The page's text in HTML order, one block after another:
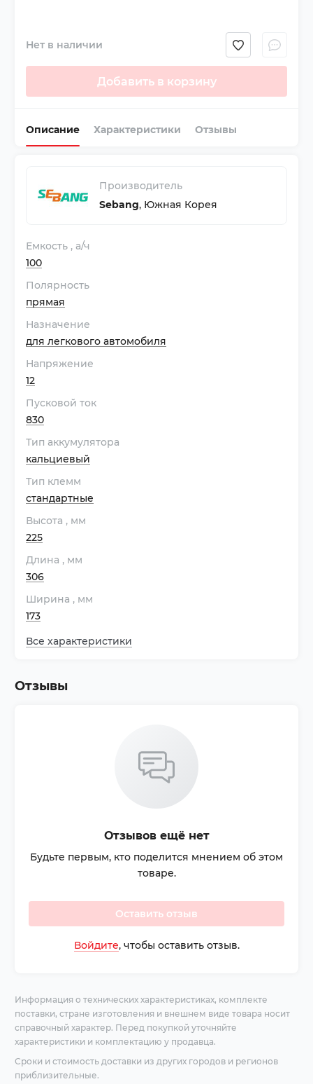
Нет в наличии
Добавить в корзину
Описание Характеристики Отзывы
Производитель
Sebang, Южная Корея
Емкость , а/ч
100
Полярность
прямая
Назначение
для легкового автомобиля
Напряжение
12
Пусковой ток
830
Тип аккумулятора
кальциевый
Тип клемм
стандартные
Высота , мм
225
Длина , мм
306
Ширина , мм
173
Все характеристики
Отзывы
Отзывов ещё нет
Будьте первым, кто поделится мнением об этом
товаре.
Оставить отзыв
Войдите, чтобы оставить отзыв.
Информация о технических характеристиках, комплекте
поставки, стране изготовления и внешнем виде товара носит
справочный характер. Перед покупкой уточняйте
характеристики и комплектацию у продавца.
Сроки и стоимость доставки из других городов и регионов
приблизительные.